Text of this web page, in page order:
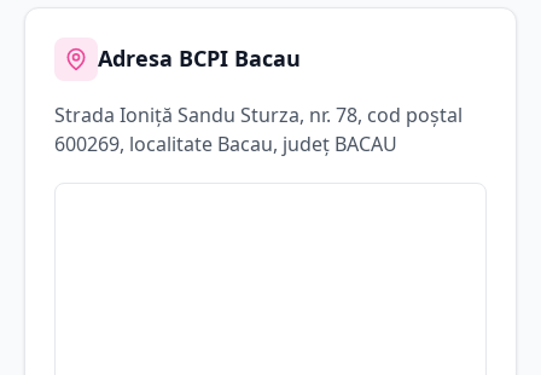
Adresa BCPI Bacau
Strada Ioniţă Sandu Sturza, nr. 78, cod poștal
600269, localitate Bacau, județ BACAU